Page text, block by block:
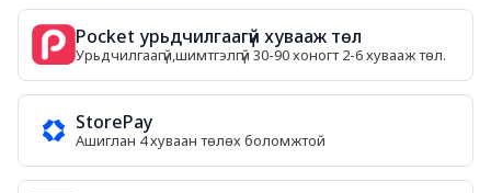
Pocket урьдчилгаагүй хувааж төл
Урьдчилгаагүй,шимтгэлгүй 30-90 хоногт 2-6 хувааж төл.
StorePay
Ашиглан 4 хуваан төлөх боломжтой